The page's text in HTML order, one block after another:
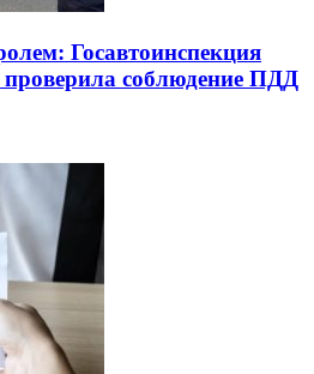
Госавтоинспекция
соблюдение ПДД